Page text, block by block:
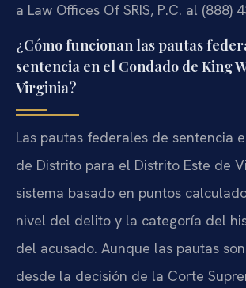
a Law Offices Of SRIS, P.C. al (888)
¿Cómo funcionan las pautas
sentencia en el Condado de King
Virginia?
Las pautas federales de sentencia
de Distrito para el Distrito Este de
sistema basado en puntos
nivel del delito y la categoría del
del acusado. Aunque las pautas
desde la decisión de la Corte